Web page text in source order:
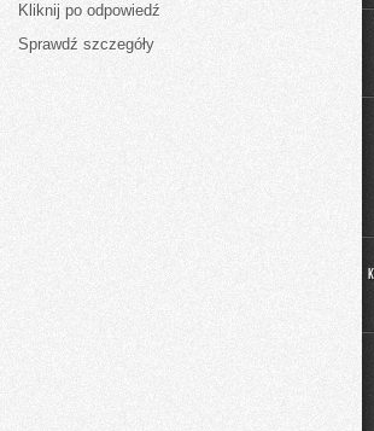
Kliknij po odpowiedź
Sprawdź szczegóły